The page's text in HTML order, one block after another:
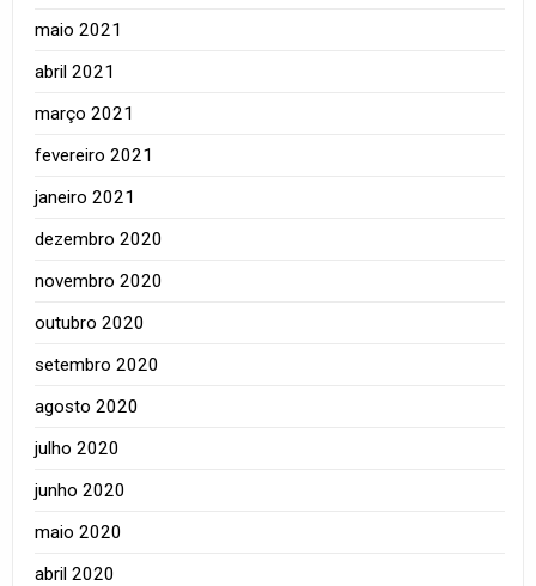
maio 2021
abril 2021
março 2021
fevereiro 2021
janeiro 2021
dezembro 2020
novembro 2020
outubro 2020
setembro 2020
agosto 2020
julho 2020
junho 2020
maio 2020
abril 2020